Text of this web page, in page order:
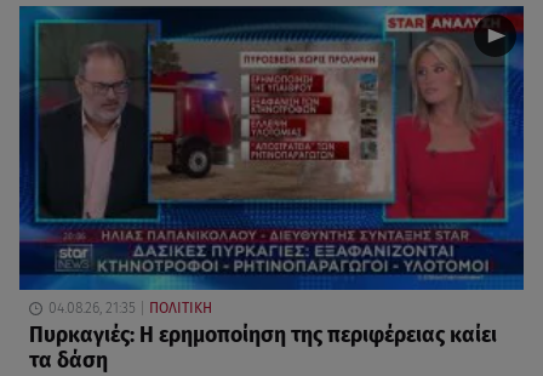
04.08.26, 21:35 ΠΟΛΙΤΙΚΗ
Πυρκαγιές: Η ερημοποίηση της περιφέρειας καίει
τα δάση